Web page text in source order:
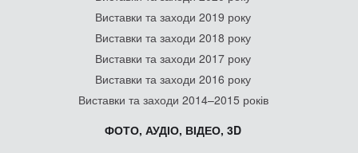
Виставки та заходи 2019 року
Виставки та заходи 2018 року
Виставки та заходи 2017 року
Виставки та заходи 2016 року
Виставки та заходи 2014–2015 років
ФОТО, АУДІО, ВІДЕО, 3D